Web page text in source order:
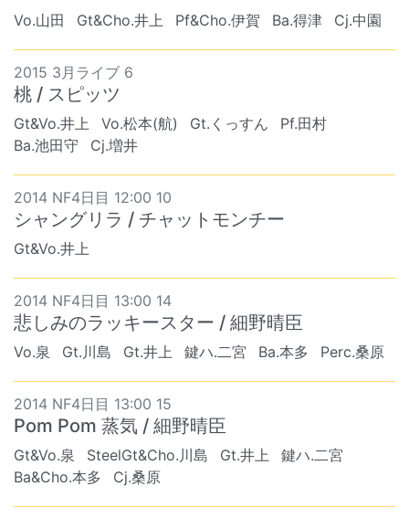
Vo.山田 Gt&Cho.井上 Pf&Cho.伊賀 Ba.得津 Cj.中園
2015 3月ライブ 6
桃 / スピッツ
Gt&Vo.井上 Vo.松本(航) Gt.くっすん
Pf.田村
Ba.池田守
Cj.増井
2014 NF4日目 12:00 10
シャングリラ / チャットモンチー
Gt&Vo.井上
2014 NF4日目 13:00 14
悲しみのラッキースター / 細野晴臣
Vo.泉 Gt.川島 Gt.井上 鍵ハ.二宮 Ba.本多 Perc.桑原
2014 NF4日目 13:00 15
Pom Pom 蒸気 / 細野晴臣
Gt&Vo.泉 SteelGt&Cho.川島 Gt.井上
鍵ハ.二宮
Ba&Cho.本多
Cj.桑原